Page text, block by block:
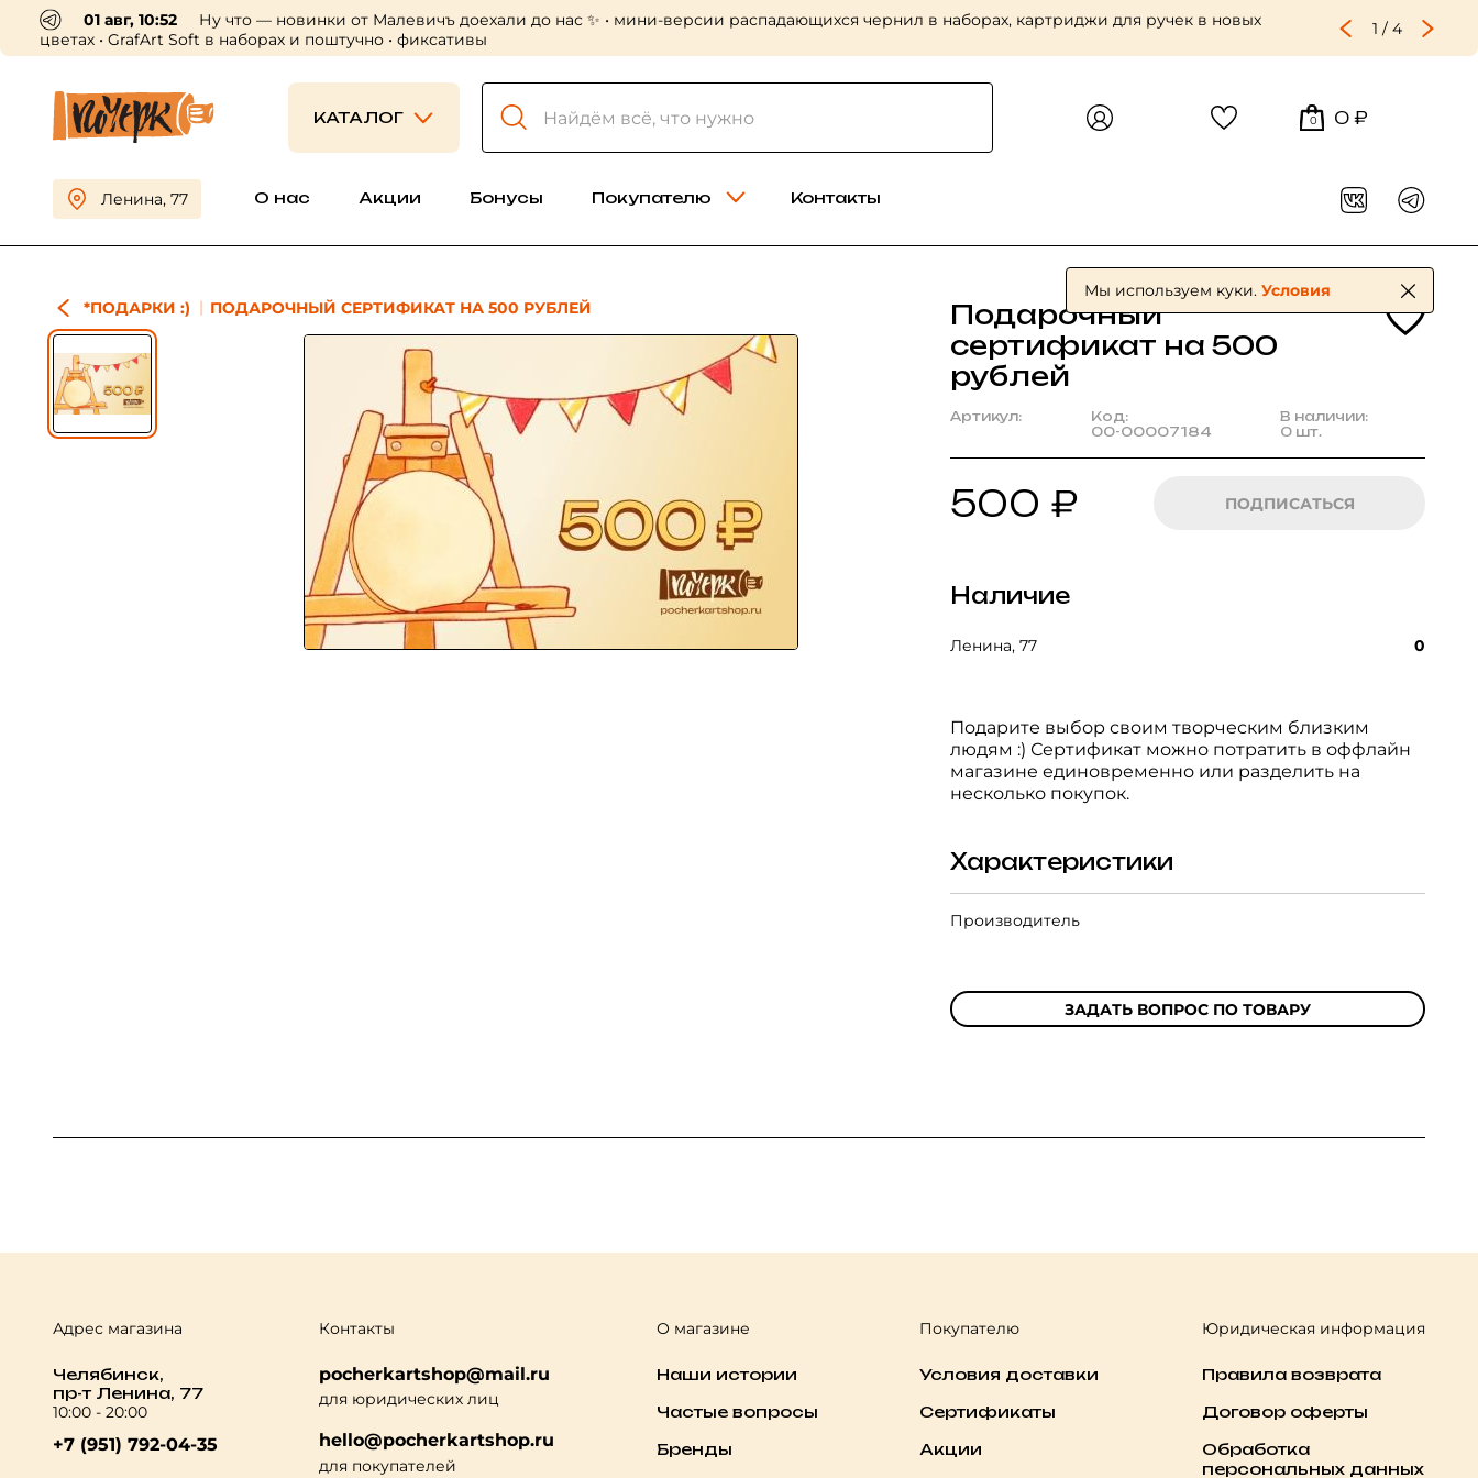
01 авг, 10:52
Ну что — новинки от Малевичъ доехали до нас ✨ • мини-версии распадающихся чернил в наборах, картриджи для ручек в новых
цветах • GrafArt Soft в наборах и поштучно • фиксативы
1 / 4
КАТАЛОГ 0 0 ₽
Ленина, 77 О нас Акции Бонусы Покупателю Контакты
*ПОДАРКИ :) ПОДАРОЧНЫЙ СЕРТИФИКАТ НА 500 РУБЛЕЙ
Подарочный
сертификат на 500
рублей
Артикул:
Код:
00-00007184
В наличии:
0 шт.
500 ₽ ПОДПИСАТЬСЯ
Наличие
Ленина, 77 0
Подарите выбор своим творческим близким
людям :) Сертификат можно потратить в оффлайн
магазине единовременно или разделить на
несколько покупок.
Характеристики
Производитель
ЗАДАТЬ ВОПРОС ПО ТОВАРУ
Адрес магазина
Челябинск,
пр-т Ленина, 77
10:00 - 20:00
+7 (951) 792-04-35
Контакты
pocherkartshop@mail.ru
для юридических лиц
hello@pocherkartshop.ru
для покупателей
О магазине
Наши истории
Частые вопросы
Бренды
Покупателю
Условия доставки
Сертификаты
Акции
Юридическая информация
Правила возврата
Договор оферты
Обработка
персональных данных
Мы используем куки. Условия